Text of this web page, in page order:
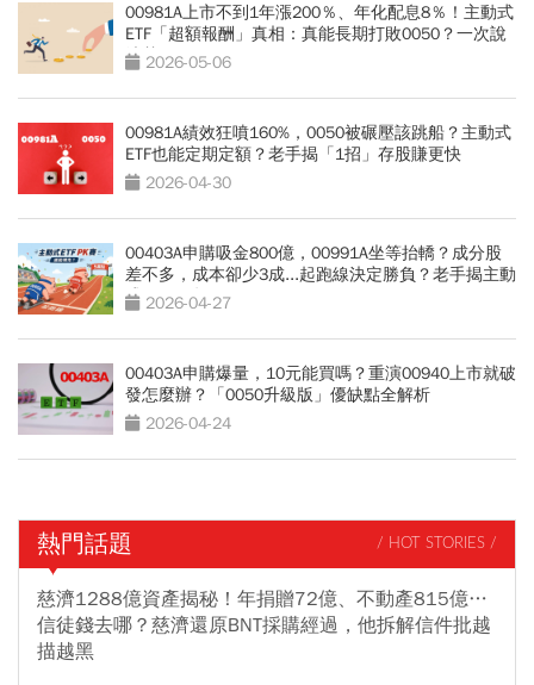
00981A上市不到1年漲200％、年化配息8％！主動式
ETF「超額報酬」真相：真能長期打敗0050？一次說
清楚2026-05-06
00981A績效狂噴160%，0050被碾壓該跳船？主動式
ETF也能定期定額？老手揭「1招」存股賺更快
2026-04-30
00403A申購吸金800億，00991A坐等抬轎？成分股
差不多，成本卻少3成...起跑線決定勝負？老手揭主動
式ETF關鍵
2026-04-27
00403A申購爆量，10元能買嗎？重演00940上市就破
發怎麼辦？「0050升級版」優缺點全解析
2026-04-24
熱門話題 / HOT STORIES /
慈濟1288億資產揭秘！年捐贈72億、不動產815億…
信徒錢去哪？慈濟還原BNT採購經過，他拆解信件批越
描越黑